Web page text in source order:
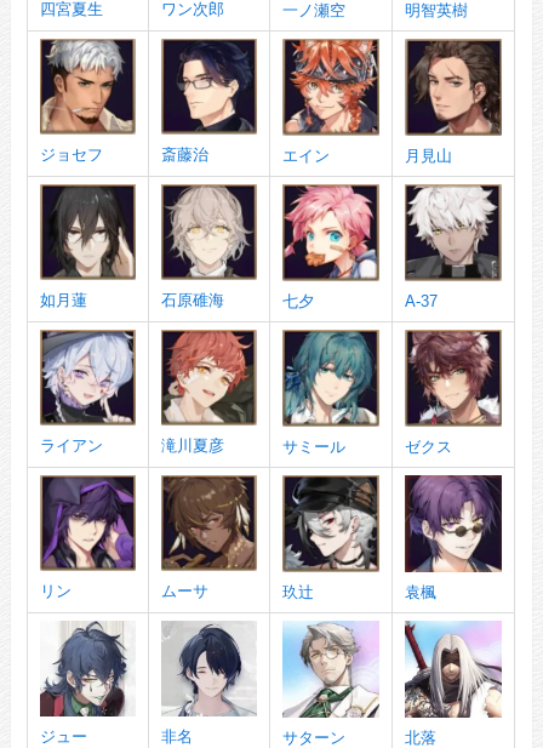
四宮夏生 ワン次郎 一ノ瀬空 明智英樹
ジョセフ 斎藤治 エイン 月見山
如月蓮 石原碓海 七夕 A-37
ライアン 滝川夏彦 サミール ゼクス
リン ムーサ 玖辻 袁楓
ジュー 非名 サターン 北落